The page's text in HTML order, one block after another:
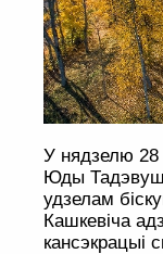
У нядзелю 28
Юды
удзелам
Кашкевіча
кансэкрацыі